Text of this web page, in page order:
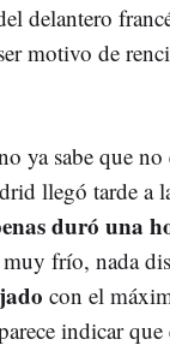
delantero
motivo de
ya sabe que
llegó tarde a
duró una
frío, nada
con el
indicar que